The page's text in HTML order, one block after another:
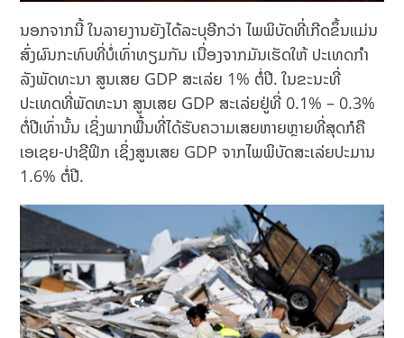
ນອກຈາກນີ້ ໃນລາຍງານຍັງໄດ້ລະບຸອີກວ່າ ໄພພິບັດທີ່ເກີດຂຶ້ນແມ່ນ
ສົ່ງຜົນກະທົບທີ່ບໍ່ເທົ່າທຽມກັນ ເນື່ອງຈາກມັນເຮັດໃຫ້ ປະເທດກໍາ
ລັງພັດທະນາ ສູນເສຍ GDP ສະເລ່ຍ 1% ຕໍ່ປີ. ໃນຂະນະທີ່
ປະເທດທີ່ພັດທະນາ ສູນເສຍ GDP ສະເລ່ຍຢູ່ທີ່ 0.1% – 0.3%
ຕໍ່ປີເທົ່ານັ້ນ ເຊິ່ງພາກພື້ນທີ່ໄດ້ຮັບຄວາມເສຍຫາຍຫຼາຍທີ່ສຸດກໍຄື
ເອເຊຍ-ປາຊີຟິກ ເຊິ່ງສູນເສຍ GDP ຈາກໄພພິບັດສະເລ່ຍປະມານ
1.6% ຕໍ່ປີ.